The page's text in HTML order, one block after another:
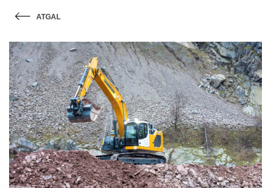
NAUDOTA LIEBHERR TECHNIKA
KARJEROS GALIMYBĖS
APIE MUS
KONTAKTAI
ATGAL